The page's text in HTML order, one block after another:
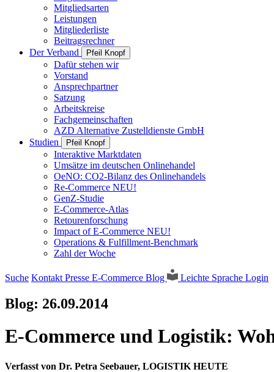
Mitgliedsarten
Leistungen
Mitgliederliste
Beitragsrechner
Der Verband
Pfeil Knopf
Dafür stehen wir
Vorstand
Ansprechpartner
Satzung
Arbeitskreise
Fachgemeinschaften
AZD Alternative Zustelldienste GmbH
Studien
Pfeil Knopf
Interaktive Marktdaten
Umsätze im deutschen Onlinehandel
OeNO: CO2-Bilanz des Onlinehandels
Re-Commerce NEU!
GenZ-Studie
E-Commerce-Atlas
Retourenforschung
Impact of E-Commerce NEU!
Operations & Fulfillment-Benchmark
Zahl der Woche
Suche Kontakt Presse E-Commerce Blog Leichte Sprache Login
Blog: 26.09.2014
E-Commerce und Logistik:
Verfasst von Dr. Petra Seebauer, LOGISTIK HEUTE